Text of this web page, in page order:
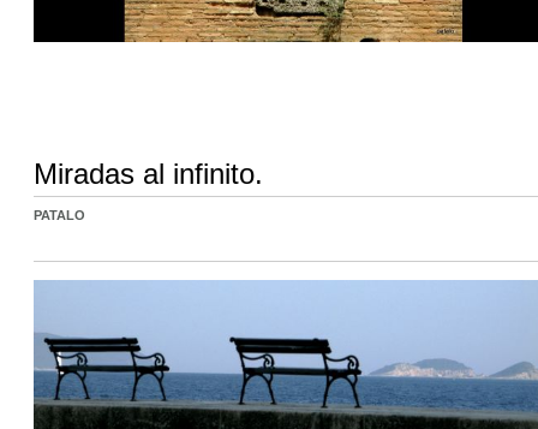
Miradas al infinito.
PATALO